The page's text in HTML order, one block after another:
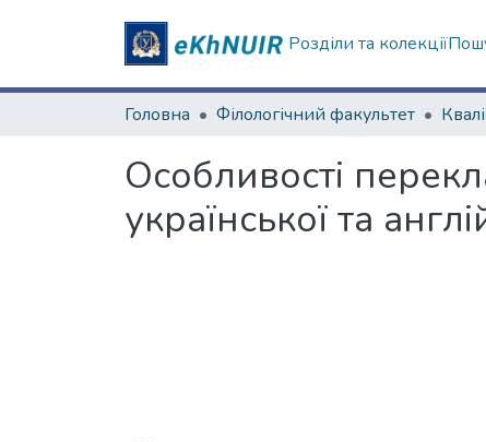
Розділи та колекції
Головна Філологічний факультет
Особливості
української та